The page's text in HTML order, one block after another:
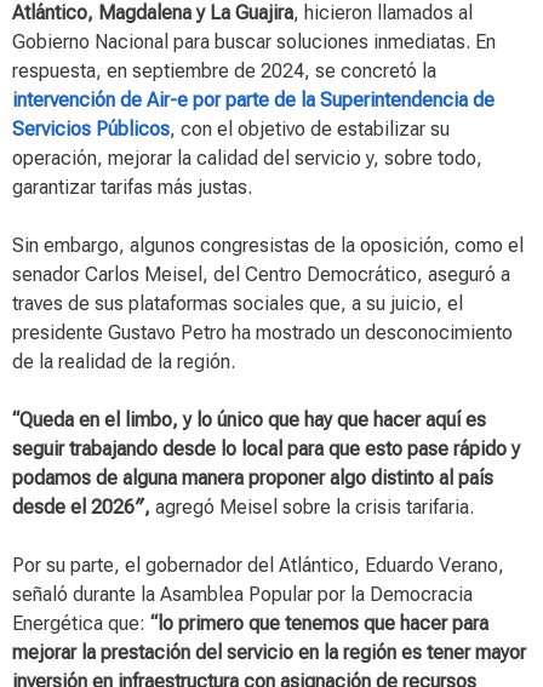
Atlántico, Magdalena y La Guajira, hicieron llamados al
Gobierno Nacional para buscar soluciones inmediatas. En
respuesta, en septiembre de 2024, se concretó la
intervención de Air-e por parte de la Superintendencia de
Servicios Públicos, con el objetivo de estabilizar su
operación, mejorar la calidad del servicio y, sobre todo,
garantizar tarifas más justas.
Sin embargo, algunos congresistas de la oposición, como el
senador Carlos Meisel, del Centro Democrático, aseguró a
traves de sus plataformas sociales que, a su juicio, el
presidente Gustavo Petro ha mostrado un desconocimiento
de la realidad de la región.
“Queda en el limbo, y lo único que hay que hacer aquí es
seguir trabajando desde lo local para que esto pase rápido y
podamos de alguna manera proponer algo distinto al país
desde el 2026″, agregó Meisel sobre la crisis tarifaria.
Por su parte, el gobernador del Atlántico, Eduardo Verano,
señaló durante la Asamblea Popular por la Democracia
Energética que: “lo primero que tenemos que hacer para
mejorar la prestación del servicio en la región es tener mayor
inversión en infraestructura con asignación de recursos